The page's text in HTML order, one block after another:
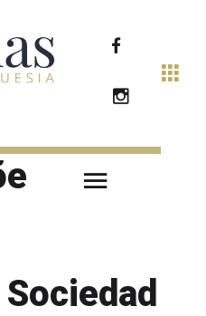
Sociedad